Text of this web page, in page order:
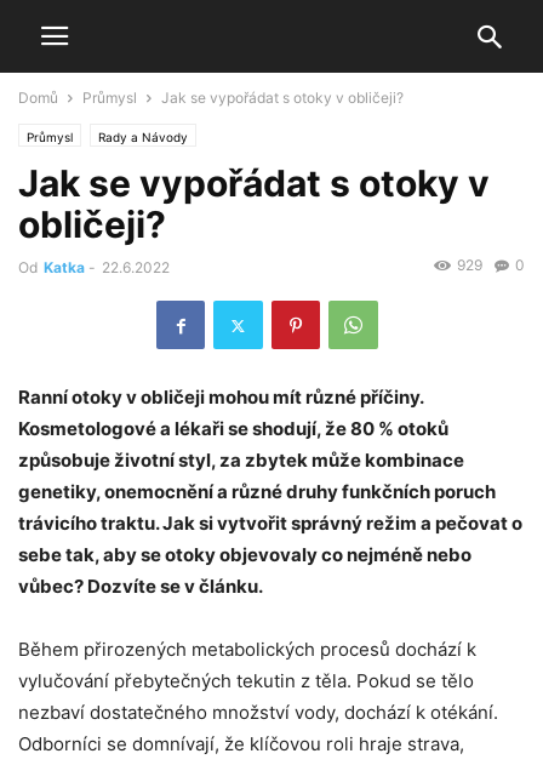
Domů Průmysl Jak se vypořádat s otoky v obličeji?
Průmysl Rady a Návody
Jak se vypořádat s otoky v
obličeji?
Od Katka - 22.6.2022 0
929
Ranní otoky v obličeji mohou mít různé příčiny.
Kosmetologové a lékaři se shodují, že 80 % otoků
způsobuje životní styl, za zbytek může kombinace
genetiky, onemocnění a různé druhy funkčních poruch
trávicího traktu. Jak si vytvořit správný režim a pečovat o
sebe tak, aby se otoky objevovaly co nejméně nebo
vůbec? Dozvíte se v článku.
Během přirozených metabolických procesů dochází k
vylučování přebytečných tekutin z těla. Pokud se tělo
nezbaví dostatečného množství vody, dochází k otékání.
Odborníci se domnívají, že klíčovou roli hraje strava,